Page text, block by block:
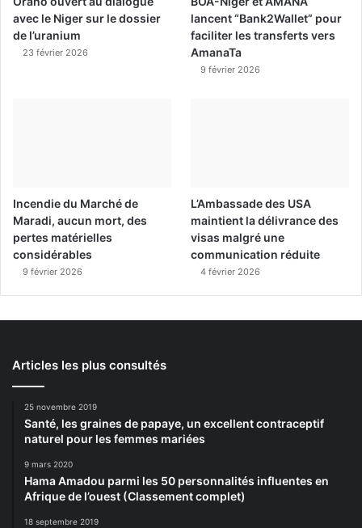
avec le Niger sur le dossier
de l’uranium
23 février 2026
lancent “Bank2Wallet” pour
faciliter les transferts vers
AmanaTa
9 février 2026
Incendie du Marché de
Maradi, aucun mort, des
pertes matérielles
considérables
9 février 2026
L’Ambassade des USA
maintient la délivrance des
visas malgré une
communication réduite
4 février 2026
Articles les plus consultés
25 novembre 2019
Santé, les graines de papaye, un excellent contraceptif
naturel pour les femmes mariées
9 mars 2020
Hama Amadou parmi les 50 personnalités influentes en
Afrique de l’ouest (Classement complet)
18 septembre 2019